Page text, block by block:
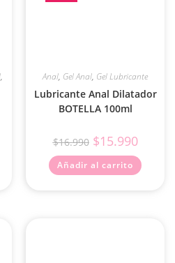
, Anal, Gel Anal, Gel Lubricante
Lubricante Anal Dilatador
BOTELLA 100ml
$16.990 $15.990
Añadir al carrito